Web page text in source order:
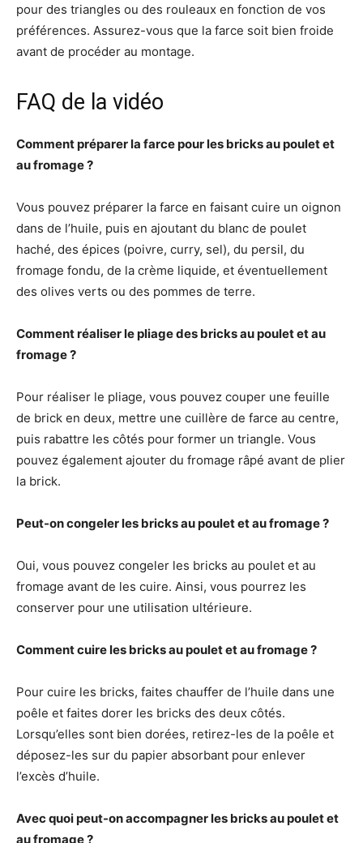
pour des triangles ou des rouleaux en fonction de vos
préférences. Assurez-vous que la farce soit bien froide
avant de procéder au montage.
FAQ de la vidéo
Comment préparer la farce pour les bricks au poulet et
au fromage ?
Vous pouvez préparer la farce en faisant cuire un oignon
dans de l’huile, puis en ajoutant du blanc de poulet
haché, des épices (poivre, curry, sel), du persil, du
fromage fondu, de la crème liquide, et éventuellement
des olives verts ou des pommes de terre.
Comment réaliser le pliage des bricks au poulet et au
fromage ?
Pour réaliser le pliage, vous pouvez couper une feuille
de brick en deux, mettre une cuillère de farce au centre,
puis rabattre les côtés pour former un triangle. Vous
pouvez également ajouter du fromage râpé avant de plier
la brick.
Peut-on congeler les bricks au poulet et au fromage ?
Oui, vous pouvez congeler les bricks au poulet et au
fromage avant de les cuire. Ainsi, vous pourrez les
conserver pour une utilisation ultérieure.
Comment cuire les bricks au poulet et au fromage ?
Pour cuire les bricks, faites chauffer de l’huile dans une
poêle et faites dorer les bricks des deux côtés.
Lorsqu’elles sont bien dorées, retirez-les de la poêle et
déposez-les sur du papier absorbant pour enlever
l’excès d’huile.
Avec quoi peut-on accompagner les bricks au poulet et
au fromage ?